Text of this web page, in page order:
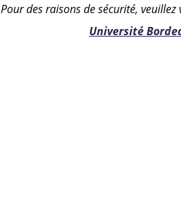
Pour des raisons de sécurité, veuillez
Université